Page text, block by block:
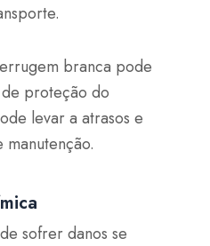
branca pode
proteção do
levar a atrasos e
manutenção.
sofrer danos se